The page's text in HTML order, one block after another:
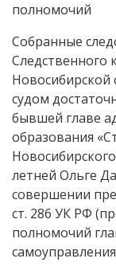
полномочий
Собранные
Следственного
Новосибирской
судом
бывшей главе
образования
летней Ольге
совершении
ст. 286 УК РФ
полномочий